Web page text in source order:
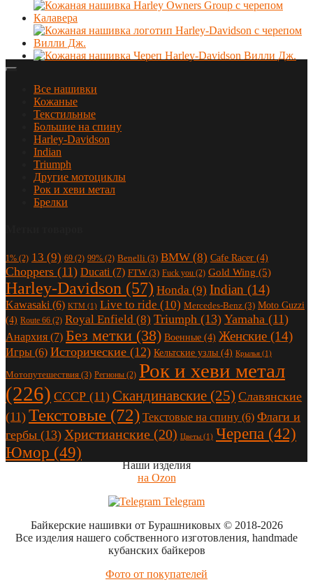
Все нашивки
Кожаные
Текстильные
Большие на спину
Harley-Davidson
Indian
Triumph
Другие мотоциклы
Рок и хеви метал
Брелки
1% (2) 13 (9) 69 (2) 99% (2) Benelli (3) BMW (8) Cafe Racer (4)
Choppers (11) Ducati (7) FTW (3) Fuck you (2) Gold Wing (5)
Harley-Davidson (57) Honda (9) Indian (14)
Kawasaki (6) KTM (1) Live to ride (10) Mercedes-Benz (3) Moto Guzzi
(4) Route 66 (2) Royal Enfield (8) Triumph (13) Yamaha (11)
Анархия (7) Без метки (38) Военные (4) Женские (14)
Игры (6) Исторические (12) Кельтские узлы (4) Крылья (1)
Мотопутешествия (3) Регионы (2) Рок и хеви метал
(226) СССР (11) Скандинавские (25) Славянские
(11) Текстовые (72) Текстовые на спину (6) Флаги и
гербы (13) Христианские (20) Цветы (1) Черепа (42)
Юмор (49)
Наши изделия
на Ozon
Telegram
Байкерские нашивки от Бурашниковых© 2018-2026
Все изделия нашего собственного изготовления, handmade
кубанских байкеров
Фото от покупателей